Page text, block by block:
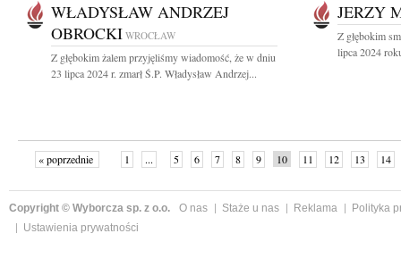
WŁADYSŁAW ANDRZEJ
OBROCKI WROCŁAW
Z głębokim żalem przyjęliśmy wiadomość, że w dniu
23 lipca 2024 r. zmarł Ś.P. Władysław Andrzej...
JERZY
Z głębokim
lipca 2024
« poprzednie 1 ... 5 6 7 8 9 10 11 12 13 14
Copyright © Wyborcza sp. z o.o. O nas Staże u nas Reklama
Polityka
Ustawienia prywatności